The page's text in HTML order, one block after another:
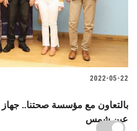
2022-05-22
بالتعاون مع مؤسسة صحتنا..
عين شمس